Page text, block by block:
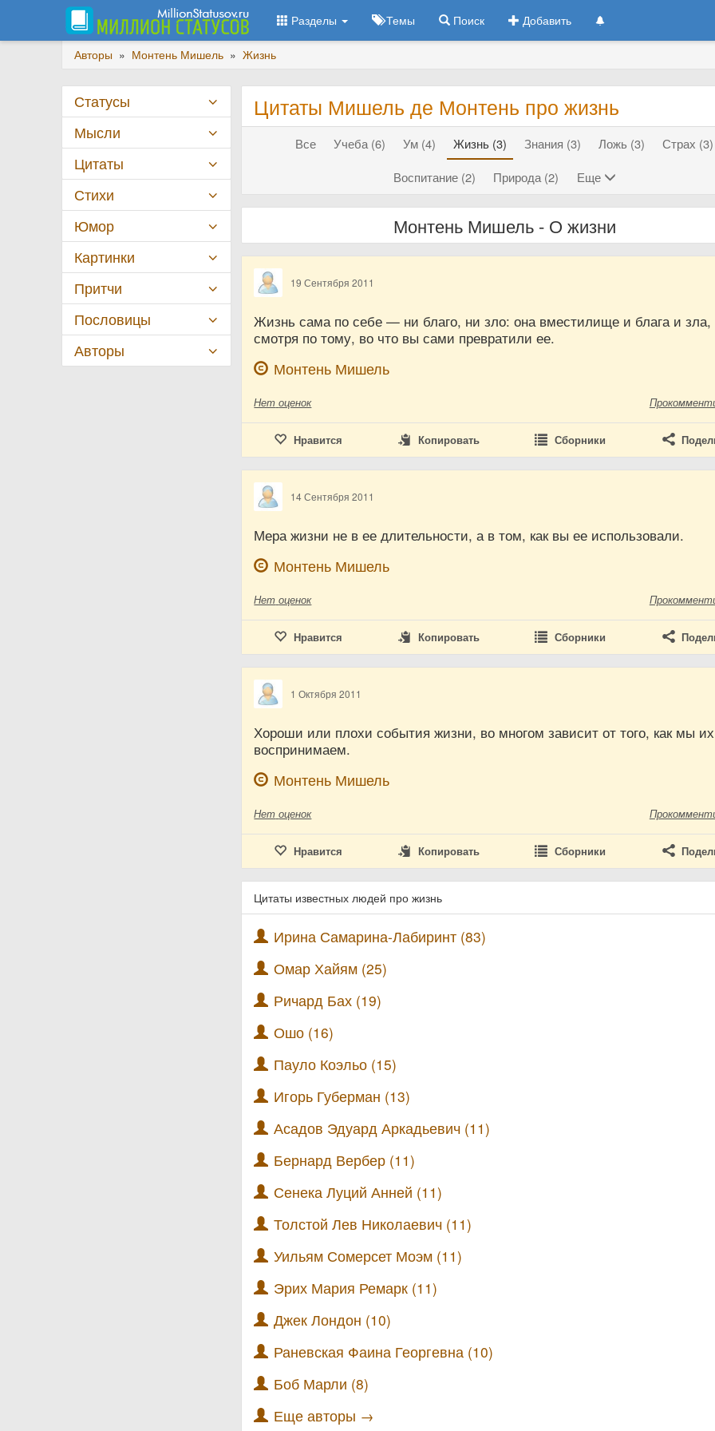
Разделы Темы Поиск Добавить
Авторы » Монтень Мишель » Жизнь
Цитаты Мишель де Монтень про жизнь
Все Учеба (6) Ум (4) Жизнь (3) Знания (3) Ложь (3)
Страх (3)
Воспитание (2)
Природа (2) Еще
Монтень Мишель - О жизни
19 Сентября 2011
Жизнь сама по себе — ни благо, ни зло: она вместилище и блага и зла,
смотря по тому, во что вы сами превратили ее.
Монтень Мишель
Нет оценок
Нравится Копировать Сборники
14 Сентября 2011
Мера жизни не в ее длительности, а в том, как вы ее использовали.
Монтень Мишель
Нет оценок
Нравится Копировать Сборники
1 Октября 2011
Хороши или плохи события жизни, во многом зависит от того, как мы их
воспринимаем.
Монтень Мишель
Нет оценок
Нравится Копировать Сборники
Цитаты известных людей про жизнь
Ирина Самарина-Лабиринт (83)
Омар Хайям (25)
Ричард Бах (19)
Ошо (16)
Пауло Коэльо (15)
Игорь Губерман (13)
Асадов Эдуард Аркадьевич (11)
Бернард Вербер (11)
Сенека Луций Анней (11)
Толстой Лев Николаевич (11)
Уильям Сомерсет Моэм (11)
Эрих Мария Ремарк (11)
Джек Лондон (10)
Раневская Фаина Георгевна (10)
Боб Марли (8)
Еще авторы →
Статусы
Мысли
Цитаты
Стихи
Юмор
Картинки
Притчи
Пословицы
Авторы